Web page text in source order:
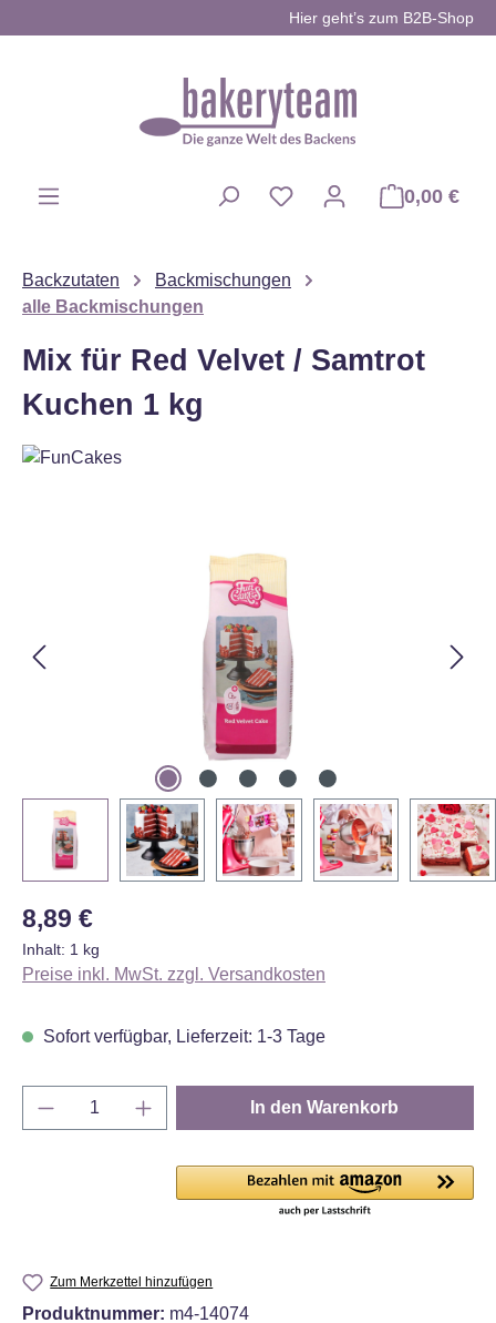
Hier geht’s zum B2B-Shop
0,00 €
Backzutaten
Backmischungen
alle Backmischungen
Mix für Red Velvet / Samtrot
Kuchen 1 kg
Regulärer Preis:
8,89 €
Inhalt: 1 kg
Preise inkl. MwSt. zzgl. Versandkosten
Sofort verfügbar, Lieferzeit: 1-3 Tage
Produkt Anzahl: Gib den gewünschten
In den Warenkorb
Zum Merkzettel hinzufügen
Produktnummer: m4-14074